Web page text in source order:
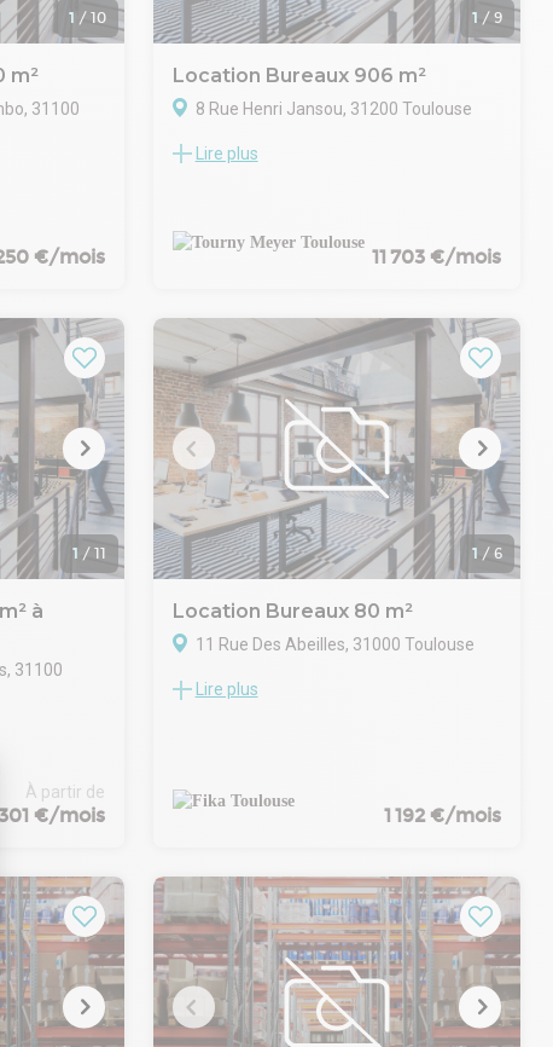
sous-sol :
sous-sol
1 / 10
m²
31100
d'un
bureaux
de
utilisateurs,
de Basso
des
axes,
à la
espace
€/mois
1 /9
Location Bureaux 906 m²
8 Rue Henri Jansou, 31200 Toulouse
TOURNY MEYER propose des bureaux de
Coteaux de Gramont à proximité de toutes
commodités.
25 places de stationnement complètent ce
bien.
Lire plus
11 703 €/mois
1 / 11
à
31100
à la
en R+1
bureaux
technique,
sont livrés
lourds.
(sols, murs,
À partir de
301 €/mois
1 /6
Location Bureaux 80 m²
11 Rue Des Abeilles, 31000 Toulouse
Nous vous proposons 80m² de bureaux à la
bénéficient d'un accès privatif avec
ascenseur aux normes PMR. Ils se situent
privative. Ils se complètent par des
sanitaires PMR H/F en partie commune.
Honoraires : 15% d'une année plein de loyer
HTHC charge preneur
Loyer HTHC : 14 300 Euros
Charges HT 3 120 Euros comprenant
l'électricité, la climatisation, la taxe
Lire plus
1 192 €/mois